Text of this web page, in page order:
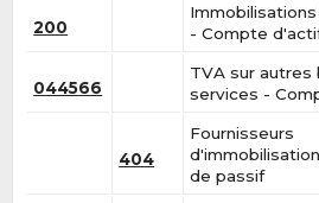
200
- Compte
044566
TVA sur autres
services -
404
Fournisseurs
de passif